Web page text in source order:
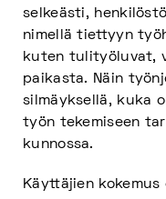
selkeästi,
nimellä tiettyyn
kuten tulityöluvat,
paikasta. Näin
silmäyksellä, kuka
työn tekemiseen
kunnossa.
Käyttäjien